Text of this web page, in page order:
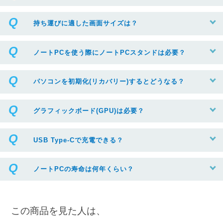
持ち運びに適した画面サイズは？
ノートPCを使う際にノートPCスタンドは必要？
パソコンを初期化(リカバリー)するとどうなる？
グラフィックボード(GPU)は必要？
USB Type-Cで充電できる？
ノートPCの寿命は何年くらい？
この商品を見た人は、